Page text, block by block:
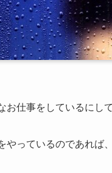
お仕事をしているにして
やっているのであれば